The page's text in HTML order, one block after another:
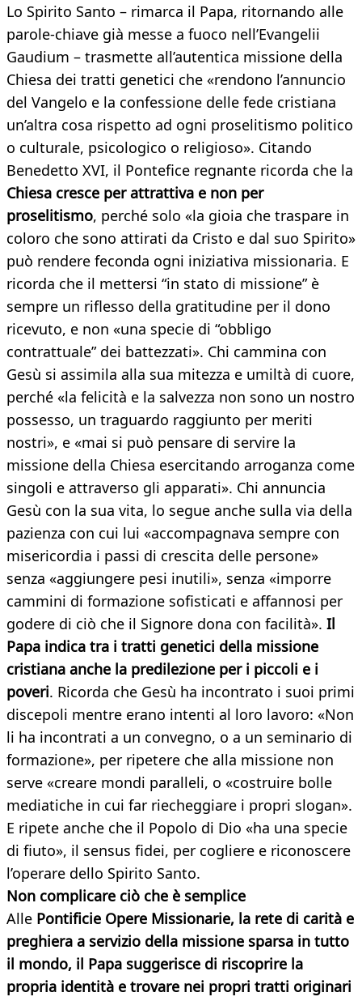
Lo Spirito Santo – rimarca il Papa, ritornando alle
parole-chiave già messe a fuoco nell’Evangelii
Gaudium – trasmette all’autentica missione della
Chiesa dei tratti genetici che «rendono l’annuncio
del Vangelo e la confessione delle fede cristiana
un’altra cosa rispetto ad ogni proselitismo politico
o culturale, psicologico o religioso». Citando
Benedetto XVI, il Pontefice regnante ricorda che la
Chiesa cresce per attrattiva e non per
proselitismo, perché solo «la gioia che traspare in
coloro che sono attirati da Cristo e dal suo Spirito»
può rendere feconda ogni iniziativa missionaria. E
ricorda che il mettersi “in stato di missione” è
sempre un riflesso della gratitudine per il dono
ricevuto, e non «una specie di “obbligo
contrattuale” dei battezzati». Chi cammina con
Gesù si assimila alla sua mitezza e umiltà di cuore,
perché «la felicità e la salvezza non sono un nostro
possesso, un traguardo raggiunto per meriti
nostri», e «mai si può pensare di servire la
missione della Chiesa esercitando arroganza come
singoli e attraverso gli apparati». Chi annuncia
Gesù con la sua vita, lo segue anche sulla via della
pazienza con cui lui «accompagnava sempre con
misericordia i passi di crescita delle persone»
senza «aggiungere pesi inutili», senza «imporre
cammini di formazione sofisticati e affannosi per
godere di ciò che il Signore dona con facilità». Il
Papa indica tra i tratti genetici della missione
cristiana anche la predilezione per i piccoli e i
poveri. Ricorda che Gesù ha incontrato i suoi primi
discepoli mentre erano intenti al loro lavoro: «Non
li ha incontrati a un convegno, o a un seminario di
formazione», per ripetere che alla missione non
serve «creare mondi paralleli, o «costruire bolle
mediatiche in cui far riecheggiare i propri slogan».
E ripete anche che il Popolo di Dio «ha una specie
di fiuto», il sensus fidei, per cogliere e riconoscere
l’operare dello Spirito Santo.
Non complicare ciò che è semplice
Alle Pontificie Opere Missionarie, la rete di carità e
preghiera a servizio della missione sparsa in tutto
il mondo, il Papa suggerisce di riscoprire la
propria identità e trovare nei propri tratti originari